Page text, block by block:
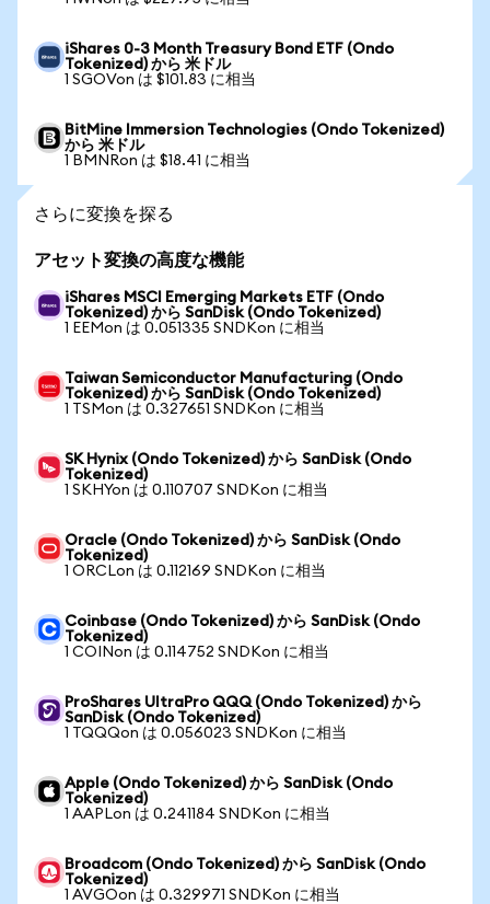
iShares 0-3 Month Treasury Bond ETF (Ondo
Tokenized) から 米ドル
1 SGOVon は $101.83 に相当
BitMine Immersion Technologies (Ondo Tokenized)
から 米ドル
1 BMNRon は $18.41 に相当
さらに変換を探る
アセット変換の高度な機能
iShares MSCI Emerging Markets ETF (Ondo
Tokenized) から SanDisk (Ondo Tokenized)
1 EEMon は 0.051335 SNDKon に相当
Taiwan Semiconductor Manufacturing (Ondo
Tokenized) から SanDisk (Ondo Tokenized)
1 TSMon は 0.327651 SNDKon に相当
SK Hynix (Ondo Tokenized) から SanDisk (Ondo
Tokenized)
1 SKHYon は 0.110707 SNDKon に相当
Oracle (Ondo Tokenized) から SanDisk (Ondo
Tokenized)
1 ORCLon は 0.112169 SNDKon に相当
Coinbase (Ondo Tokenized) から SanDisk (Ondo
Tokenized)
1 COINon は 0.114752 SNDKon に相当
ProShares UltraPro QQQ (Ondo Tokenized) から
SanDisk (Ondo Tokenized)
1 TQQQon は 0.056023 SNDKon に相当
Apple (Ondo Tokenized) から SanDisk (Ondo
Tokenized)
1 AAPLon は 0.241184 SNDKon に相当
Broadcom (Ondo Tokenized) から SanDisk (Ondo
Tokenized)
1 AVGOon は 0.329971 SNDKon に相当